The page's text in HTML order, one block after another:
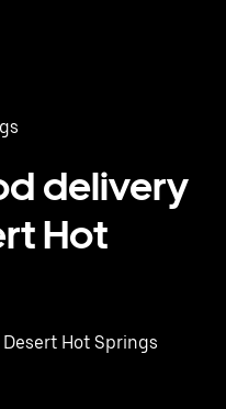
delivery
Hot
Hot Springs